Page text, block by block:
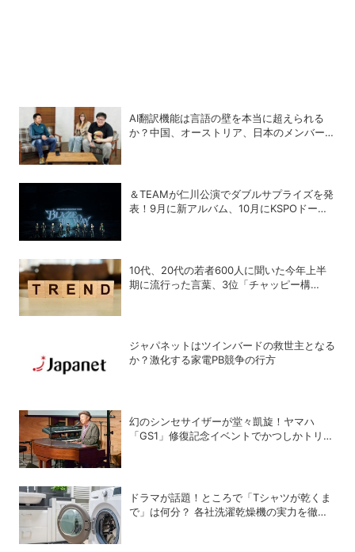
AI翻訳機能は言語の壁を本当に超えられる
か？中国、オーストリア、日本のメンバーで
＆TEAMが仁川公演でダブルサプライズを発
表！9月に新アルバム、10月にKSPOドーム
10代、20代の若者600人に聞いた今年上半
期に流行った言葉、3位「チャッピー構
ジャパネットはツインバードの救世主となる
か？激化する家電PB競争の行方
幻のシンセサイザーが堂々凱旋！ヤマハ
「GS1」修復記念イベントでかつしかトリオ
ドラマが話題！ところで「Tシャツが乾くま
で」は何分？ 各社洗濯乾燥機の実力を徹底